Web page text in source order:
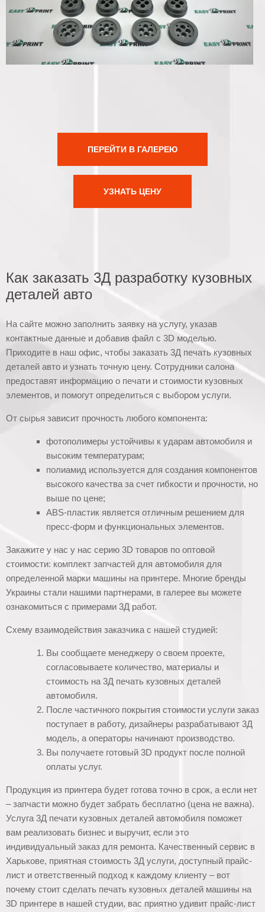
ПЕРЕЙТИ В ГАЛЕРЕЮ
УЗНАТЬ ЦЕНУ
Как заказать 3Д разработку кузовных
деталей авто
На сайте можно заполнить заявку на услугу, указав
контактные данные и добавив файл с 3D моделью.
Приходите в наш офис, чтобы заказать 3Д печать кузовных
деталей авто и узнать точную цену. Сотрудники салона
предоставят информацию о печати и стоимости кузовных
элементов, и помогут определиться с выбором услуги.
От сырья зависит прочность любого компонента:
фотополимеры устойчивы к ударам автомобиля и
высоким температурам;
полиамид используется для создания компонентов
высокого качества за счет гибкости и прочности, но
выше по цене;
ABS-пластик является отличным решением для
пресс-форм и функциональных элементов.
Закажите у нас у нас серию 3D товаров по оптовой
стоимости: комплект запчастей для автомобиля для
определенной марки машины на принтере. Многие бренды
Украины стали нашими партнерами, в галерее вы можете
ознакомиться с примерами 3Д работ.
Схему взаимодействия заказчика с нашей студией:
Вы сообщаете менеджеру о своем проекте,
согласовываете количество, материалы и
стоимость на 3Д печать кузовных деталей
автомобиля.
После частичного покрытия стоимости услуги заказ
поступает в работу, дизайнеры разрабатывают 3Д
модель, а операторы начинают производство.
Вы получаете готовый 3D продукт после полной
оплаты услуг.
Продукция из принтера будет готова точно в срок, а если нет
– запчасти можно будет забрать бесплатно (цена не важна).
Услуга 3Д печати кузовных деталей автомобиля поможет
вам реализовать бизнес и выручит, если это
индивидуальный заказ для ремонта. Качественный сервис в
Харькове, приятная стоимость 3Д услуги, доступный прайс-
лист и ответственный подход к каждому клиенту – вот
почему стоит сделать печать кузовных деталей машины на
3D принтере в нашей студии, вас приятно удивит прайс-лист